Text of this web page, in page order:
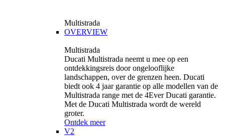
Multistrada
OVERVIEW
Multistrada
Ducati Multistrada neemt u mee op een
ontdekkingsreis door ongelooflijke
landschappen, over de grenzen heen. Ducati
biedt ook 4 jaar garantie op alle modellen van de
Multistrada range met de 4Ever Ducati garantie.
Met de Ducati Multistrada wordt de wereld
groter.
Ontdek meer
V2